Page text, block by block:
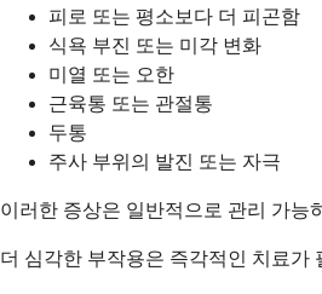
피로 또는 평소보다 더 피곤함
식욕 부진 또는 미각 변화
미열 또는 오한
근육통 또는 관절통
두통
주사 부위의 발진 또는 자극
이러한 증상은 일반적으로 관리 가능
더 심각한 부작용은 즉각적인 치료가